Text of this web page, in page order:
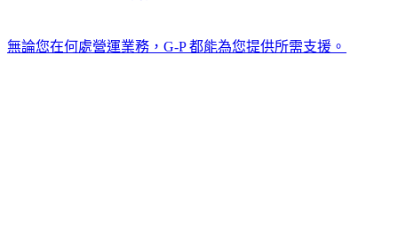
無論您在何處營運業務，G-P 都能為您提供所需支援。​​